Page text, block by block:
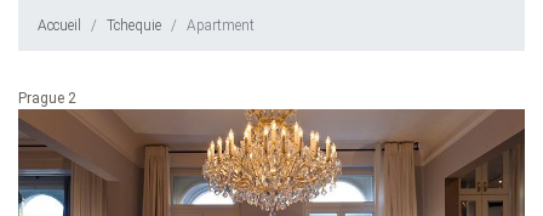
Accueil Tchequie Apartment
Prague 2